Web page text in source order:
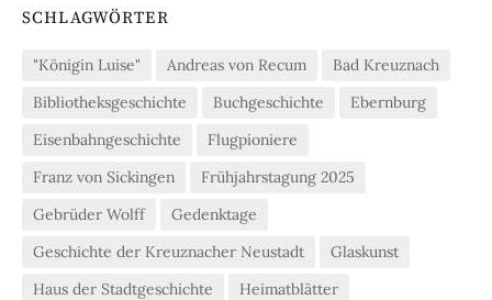
SCHLAGWÖRTER
"Königin Luise" Andreas von Recum
Bad Kreuznach
Bibliotheksgeschichte
Buchgeschichte
Ebernburg
Eisenbahngeschichte
Flugpioniere
Franz von Sickingen
Frühjahrstagung 2025
Gebrüder Wolff
Gedenktage
Geschichte der Kreuznacher Neustadt
Glaskunst
Haus der Stadtgeschichte
Heimatblätter